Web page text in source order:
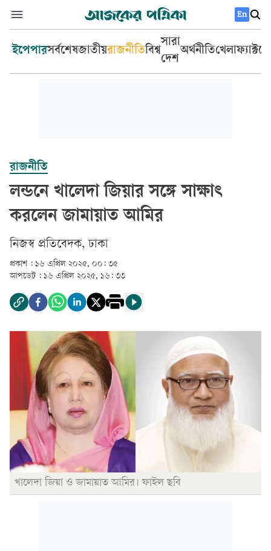
En
ইপেপারসর্বশেষজাতীয়রাজনীতিবিশ্ব
সারা
দেশ
অর্থনীতিখেলা
রাজনীতি
লন্ডনে খালেদা জিয়ার সঙ্গে সাক্ষাৎ
করলেন জামায়াত আমির
নিজস্ব প্রতিবেদক, ঢাকা
প্রকাশ : ১৬ এপ্রিল ২০২৫, ০০: ৩৫
আপডেট : ১৬ এপ্রিল ২০২৫, ১৬: ৩৩
খালেদা জিয়া ও জামায়াত আমির। ফাইল ছবি